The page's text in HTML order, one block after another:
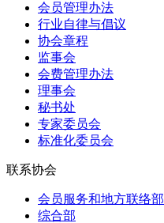
会员管理办法
行业自律与倡议
协会章程
监事会
会费管理办法
理事会
秘书处
专家委员会
标准化委员会
联系协会
会员服务和地方联络部
综合部